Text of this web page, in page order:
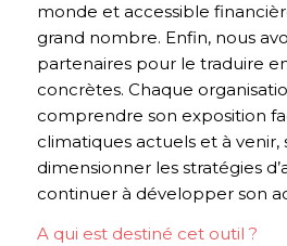
monde et accessible
grand nombre. Enfin, nous
partenaires pour le traduire
concrètes. Chaque
comprendre son exposition
climatiques actuels et à
dimensionner les stratégies
continuer à développer son
A qui est destiné cet outil ?